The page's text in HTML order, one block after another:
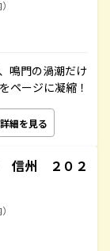
鳴門の渦潮だけ
ページに凝縮！
詳細を見る
信州 ２０２